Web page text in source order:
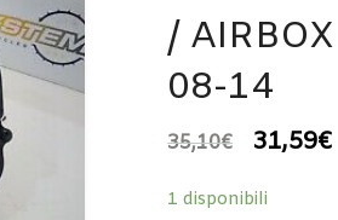
/
08-14
35,10€ 31,59€
1 disponibili